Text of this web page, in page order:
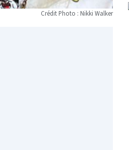
Crédit Photo : Nikki Walker